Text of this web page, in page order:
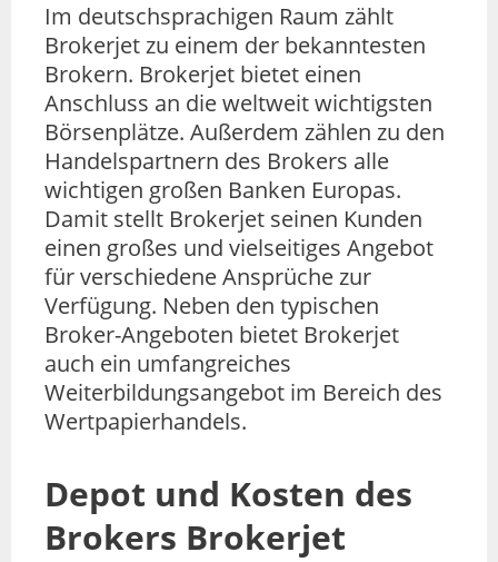
Im deutschsprachigen Raum zählt
Brokerjet zu einem der bekanntesten
Brokern. Brokerjet bietet einen
Anschluss an die weltweit wichtigsten
Börsenplätze. Außerdem zählen zu den
Handelspartnern des Brokers alle
wichtigen großen Banken Europas.
Damit stellt Brokerjet seinen Kunden
einen großes und vielseitiges Angebot
für verschiedene Ansprüche zur
Verfügung. Neben den typischen
Broker-Angeboten bietet Brokerjet
auch ein umfangreiches
Weiterbildungsangebot im Bereich des
Wertpapierhandels.
Depot und Kosten des
Brokers Brokerjet